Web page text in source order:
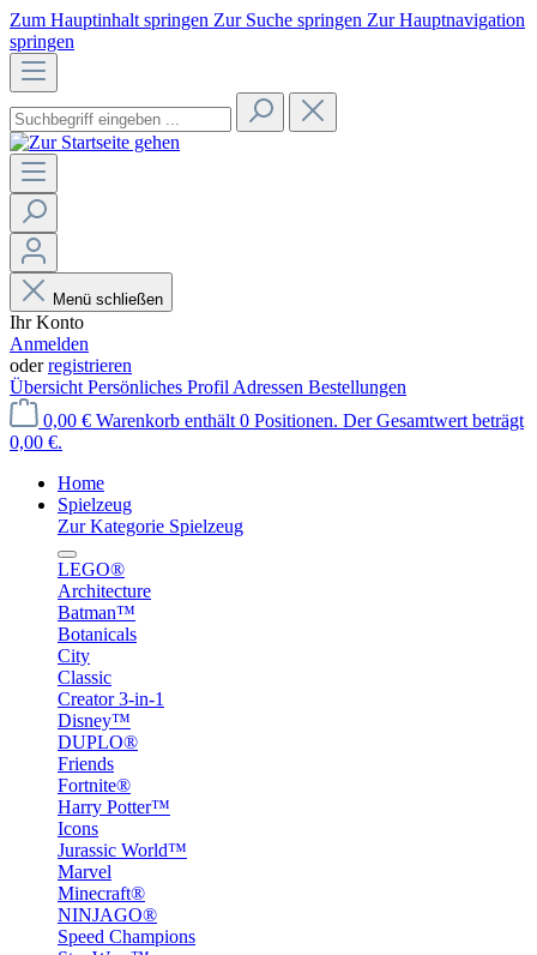
Zum Hauptinhalt springen Zur Suche springen Zur Hauptnavigation
springen
Menü schließen
Ihr Konto
Anmelden
oderregistrieren
Übersicht Persönliches Profil Adressen Bestellungen
0,00 € Warenkorb enthält 0 Positionen. Der Gesamtwert beträgt
0,00 €.
Home
Spielzeug
Zur Kategorie Spielzeug
LEGO®
Architecture
Batman™
Botanicals
City
Classic
Creator 3-in-1
Disney™
DUPLO®
Friends
Fortnite®
Harry Potter™
Icons
Jurassic World™
Marvel
Minecraft®
NINJAGO®
Speed Champions